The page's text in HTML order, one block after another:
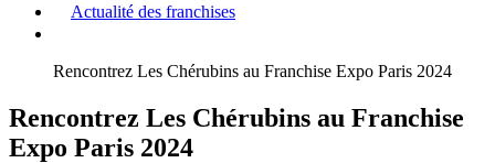
Actualité des franchises
Rencontrez Les Chérubins au Franchise Expo Paris 2024
Rencontrez Les Chérubins au Franchise
Expo Paris 2024